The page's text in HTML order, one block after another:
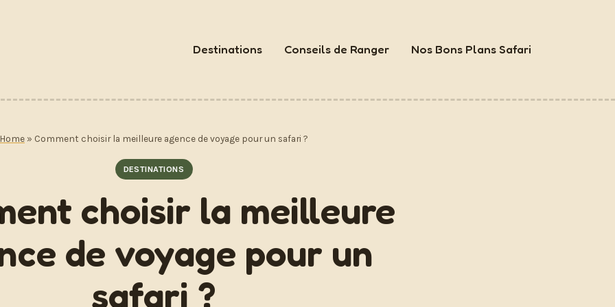
Destinations Conseils de Ranger Nos Bons Plans Safari
Home » Comment choisir la meilleure agence de voyage pour un safari ?
DESTINATIONS
choisir la meilleure
de voyage pour un
safari ?